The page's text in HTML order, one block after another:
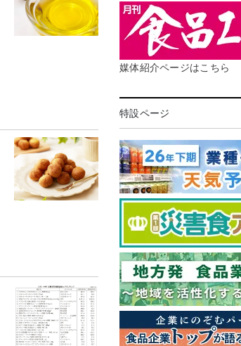
媒体紹介ページはこちら
特設ページ